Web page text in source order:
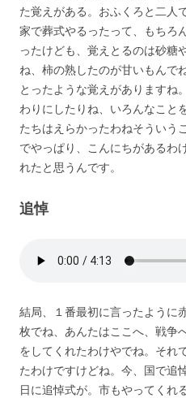
た覚えがある。おふくろと二人
家で葬式やるったって、もちろ
ったけども、覚えとるのは砂糖
ね、柿の熟したのが甘いもんで
とったような覚えがありますね
わりにしたりね、いろんなこと
たちはえらかったわねそういう
でやっぱり、こんにちがあるわ
れたと思うんです。
追悼
結局、１番最初に言ったように
枚でね、あんたはここへ、戦争
をしてくれたわけやでね。それ
たわけですけどね。今、国で追
日に追悼式が。市もやってくれ